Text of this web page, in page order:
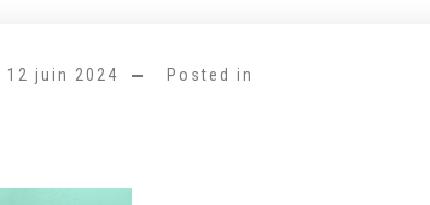
12 juin 2024 Posted in